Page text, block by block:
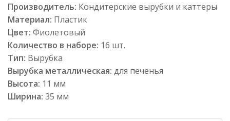
Производитель: Кондитерские вырубки и каттеры
Материал: Пластик
Цвет: Фиолетовый
Количество в наборе: 16 шт.
Тип: Вырубка
Вырубка металлическая: для печенья
Высота: 11 мм
Ширина: 35 мм